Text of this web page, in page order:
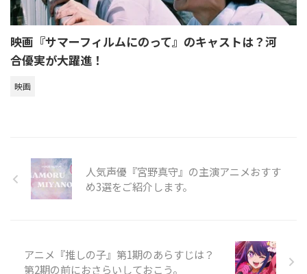
映画『サマーフィルムにのって』のキャストは？河
合優実が大躍進！
映画
人気声優『宮野真守』の主演アニメおすす
め3選をご紹介します。
アニメ『推しの子』第1期のあらすじは？
第2期の前におさらいしておこう。